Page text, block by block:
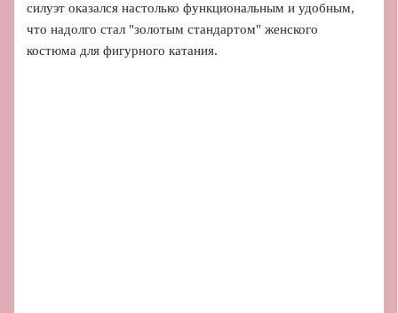
силуэт оказался настолько функциональным и удобным,
что надолго стал "золотым стандартом" женского
костюма для фигурного катания.